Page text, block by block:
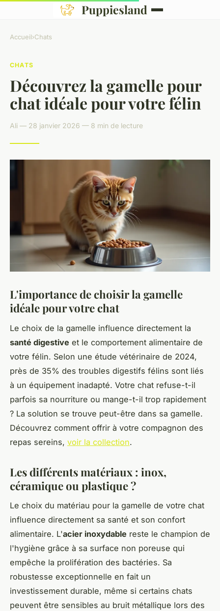
Puppiesland
Accueil›Chats
CHATS
Découvrez la gamelle pour
chat idéale pour votre félin
Ali — 28 janvier 2026 — 8 min de lecture
L'importance de choisir la gamelle
idéale pour votre chat
Le choix de la gamelle influence directement la
santé digestive et le comportement alimentaire de
votre félin. Selon une étude vétérinaire de 2024,
près de 35% des troubles digestifs félins sont liés
à un équipement inadapté. Votre chat refuse-t-il
parfois sa nourriture ou mange-t-il trop rapidement
? La solution se trouve peut-être dans sa gamelle.
Découvrez comment offrir à votre compagnon des
repas sereins, voir la collection.
Les différents matériaux : inox,
céramique ou plastique ?
Le choix du matériau pour la gamelle de votre chat
influence directement sa santé et son confort
alimentaire. L'acier inoxydable reste le champion de
l'hygiène grâce à sa surface non poreuse qui
empêche la prolifération des bactéries. Sa
robustesse exceptionnelle en fait un
investissement durable, même si certains chats
peuvent être sensibles au bruit métallique lors des